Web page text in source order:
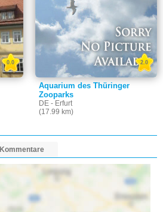
0.0
Aquarium des Thüringer
Zooparks
DE - Erfurt
(17.99 km)
2.0
Kommentare